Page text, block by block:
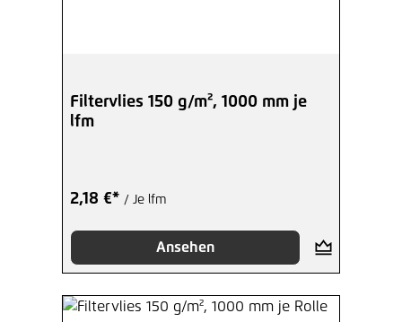
Filtervlies 150 g/m², 1000 mm je
lfm
2,18 €* / Je lfm
Ansehen